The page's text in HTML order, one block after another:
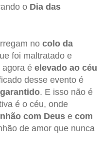
o Dia das
no colo da
foi maltratado e
agora é elevado ao céu
desse evento é
. E isso não é
é o céu, onde
com Deus e com
de amor que nunca